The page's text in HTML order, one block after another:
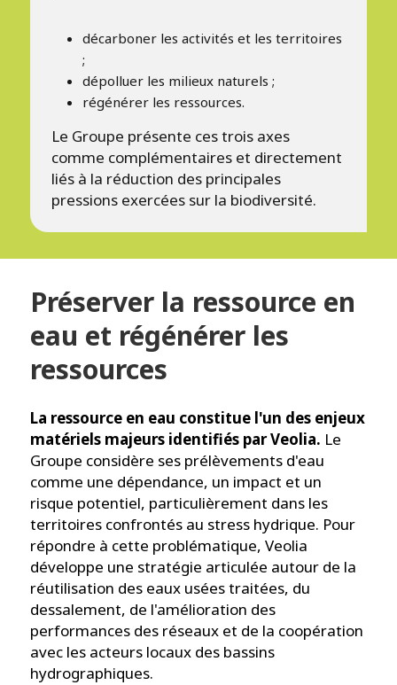
décarboner les activités et les territoires
;
dépolluer les milieux naturels ;
régénérer les ressources.
Le Groupe présente ces trois axes
comme complémentaires et directement
liés à la réduction des principales
pressions exercées sur la biodiversité.
Préserver la ressource en
eau et régénérer les
ressources
La ressource en eau constitue l'un des enjeux
matériels majeurs identifiés par Veolia. Le
Groupe considère ses prélèvements d'eau
comme une dépendance, un impact et un
risque potentiel, particulièrement dans les
territoires confrontés au stress hydrique. Pour
répondre à cette problématique, Veolia
développe une stratégie articulée autour de la
réutilisation des eaux usées traitées, du
dessalement, de l'amélioration des
performances des réseaux et de la coopération
avec les acteurs locaux des bassins
hydrographiques.